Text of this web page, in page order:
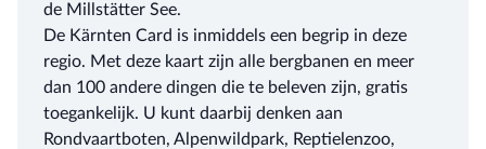
de Millstätter See.
De Kärnten Card is inmiddels een begrip in deze
regio. Met deze kaart zijn alle bergbanen en meer
dan 100 andere dingen die te beleven zijn, gratis
toegankelijk. U kunt daarbij denken aan
Rondvaartboten, Alpenwildpark, Reptielenzoo,